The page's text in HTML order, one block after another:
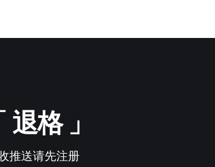
格 」
推送请先注册